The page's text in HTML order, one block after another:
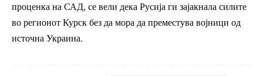
проценка на САД, се вели дека Русија ги зајакнала силите
во регионот Курск без да мора да преместува војници од
источна Украина.